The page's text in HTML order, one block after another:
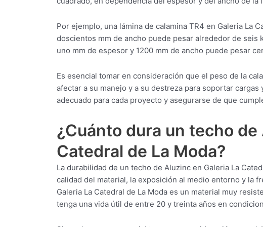
Por ejemplo, una lámina de calamina TR4 en Galeria La
doscientos mm de ancho puede pesar alrededor de
uno mm de espesor y 1200 mm de ancho puede pesar
Es esencial tomar en consideración que el peso de la
afectar a su manejo y a su destreza para soportar
adecuado para cada proyecto y asegurarse de que
¿Cuánto dura un techo
Catedral de La Moda?
La durabilidad de un techo de Aluzinc en Galeria La
calidad del material, la exposición al medio entorno y la
Galeria La Catedral de La Moda es un material muy
tenga una vida útil de entre 20 y treinta años en